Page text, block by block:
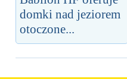
domki nad jeziorem
otoczone...